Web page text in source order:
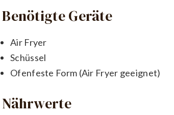
Benötigte Geräte
Air Fryer
Schüssel
Ofenfeste Form (Air Fryer geeignet)
Nährwerte